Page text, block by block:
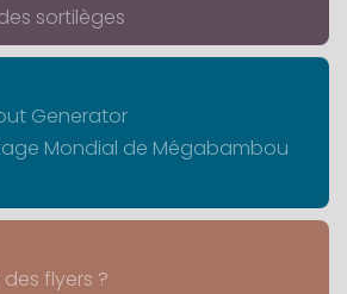
sortilèges
Generator
Mondial de Mégabambou
flyers ?